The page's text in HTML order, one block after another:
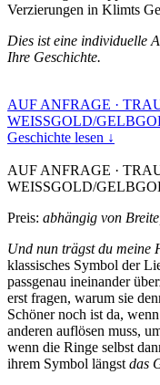
Verzierungen in Klimts
Dies ist eine individuelle
Ihre Geschichte.
AUF ANFRAGE ·
WEISSGOLD/
Geschichte lesen ↓
AUF ANFRAGE ·
WEISSGOLD/
Preis: abhängig von
Und nun trägst du meine
klassisches Symbol der
passgenau ineinander
erst fragen, warum sie
Schöner noch ist da,
anderen auflösen muss,
wenn die Ringe selbst
ihrem Symbol längst das